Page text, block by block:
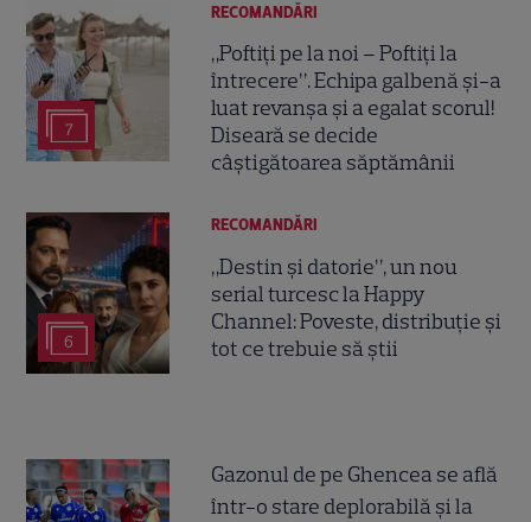
7
RECOMANDĂRI
„Poftiți pe la noi – Poftiți la
întrecere”. Echipa galbenă și-a
luat revanșa și a egalat scorul!
Diseară se decide
câștigătoarea săptămânii
6
RECOMANDĂRI
„Destin și datorie”, un nou
serial turcesc la Happy
Channel: Poveste, distribuție și
tot ce trebuie să știi
Gazonul de pe Ghencea se află
într-o stare deplorabilă și la